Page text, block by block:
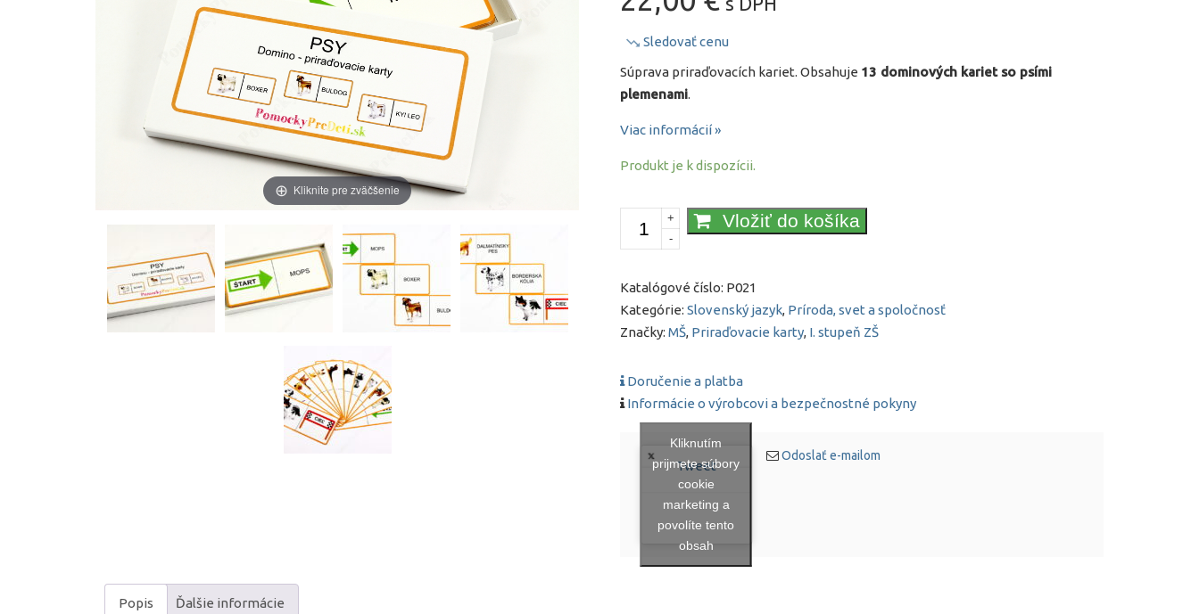
Kliknite pre zväčšenie
Sledovať cenu
Súprava priraďovacích kariet. Obsahuje 13 dominových kariet so psími
plemenami.
Viac informácií »
Produkt je k dispozícii.
množstvo
Domino
Psy
+
-
Vložiť do košíka
Katalógové číslo: P021
Kategórie: Slovenský jazyk, Príroda, svet a spoločnosť
Značky: MŠ, Priraďovacie karty, I. stupeň ZŠ
Doručenie a platba
Informácie o výrobcovi a bezpečnostné pokyny
Tweet
Kliknutím
prijmete súbory
cookie
marketing a
povolíte tento
obsah
Odoslať e-mailom
Popis Ďalšie informácie